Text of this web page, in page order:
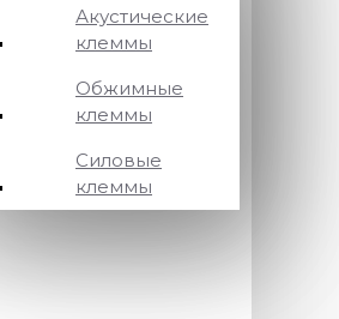
Акустические
клеммы
Обжимные
клеммы
Силовые
клеммы